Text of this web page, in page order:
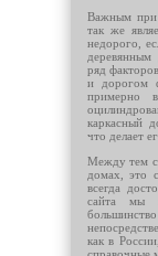
Важным при
так же
недорого,
ряд
и дорогом
примерно
каркасный
что делает
Между тем
домах, это
всегда
сайта мы
как в